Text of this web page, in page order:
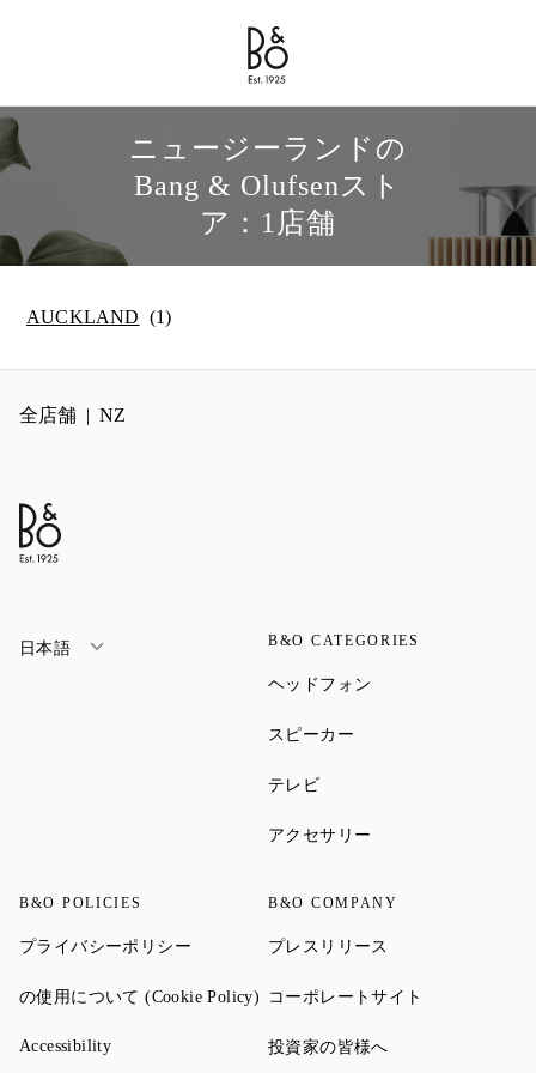
Bang & Olufsen - Exist to Create
Link Opens in New Tab
ニュージーランドの
Bang & Olufsenスト
ア：1店舗
AUCKLAND
全店舗 NZ
日本語 B&O CATEGORIES
ヘッドフォン
スピーカー
テレビLink Opens in New Tab
アクセサリー
B&O POLICIES
プライバシーポリシー Link Opens in New Tab
の使用について (Cookie Policy) Link Opens in New Tab
AccessibilityLink Opens in New Tab
B&O COMPANY
プレスリリース
コーポレートサイト
投資家の皆様へ